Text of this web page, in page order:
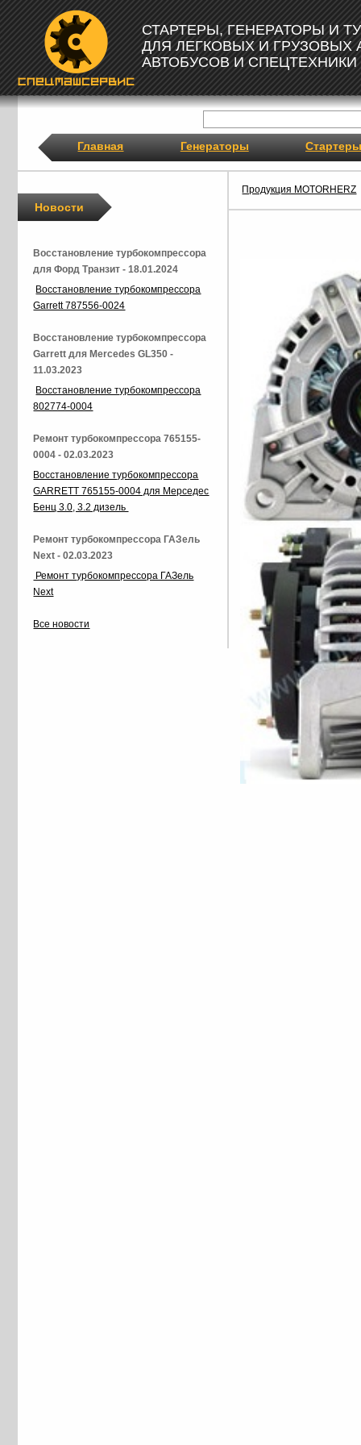
СТАРТЕРЫ, ГЕНЕРАТОРЫ И
ДЛЯ ЛЕГКОВЫХ И ГРУЗОВЫХ
АВТОБУСОВ И СПЕЦТЕХНИКИ
Главная Генераторы Стартеры
Продукция MOTORHERZ
Новости
Восстановление турбокомпрессора
для Форд Транзит - 18.01.2024
Восстановление турбокомпрессора
Garrett 787556-0024
Восстановление турбокомпрессора
Garrett для Mercedes GL350 -
11.03.2023
Восстановление турбокомпрессора
802774-0004
Ремонт турбокомпрессора 765155-
0004 - 02.03.2023
Восстановление турбокомпрессора
GARRETT 765155-0004 для Мерседес
Бенц 3.0, 3.2 дизель
Ремонт турбокомпрессора ГАЗель
Next - 02.03.2023
Ремонт турбокомпрессора ГАЗель
Next
Все новости